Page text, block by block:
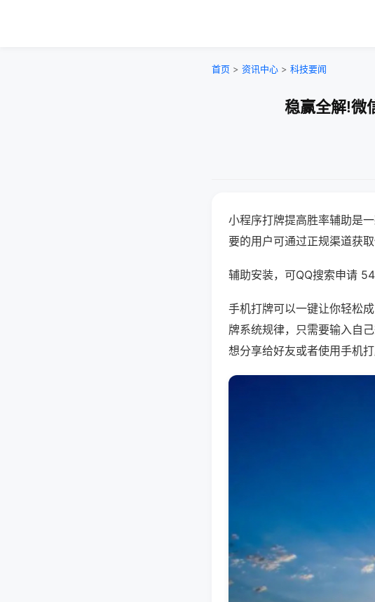
首页 > 资讯中心 > 科技要闻
稳赢全解!微
小程序打牌提高胜率辅助是
要的用户可通过正规渠道获取
辅助安装，可QQ搜索申请
手机打牌可以一键让你轻松
牌系统规律，只需要输入自
想分享给好友或者使用手机